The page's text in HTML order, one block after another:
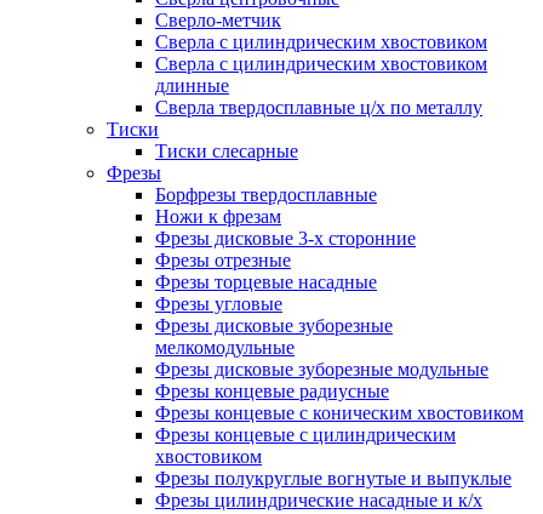
Сверло-метчик
Сверла с цилиндрическим хвостовиком
Сверла с цилиндрическим хвостовиком
длинные
Сверла твердосплавные ц/х по металлу
Тиски
Тиски слесарные
Фрезы
Борфрезы твердосплавные
Ножи к фрезам
Фрезы дисковые 3-х сторонние
Фрезы отрезные
Фрезы торцевые насадные
Фрезы угловые
Фрезы дисковые зуборезные
мелкомодульные
Фрезы дисковые зуборезные модульные
Фрезы концевые радиусные
Фрезы концевые с коническим хвостовиком
Фрезы концевые с цилиндрическим
хвостовиком
Фрезы полукруглые вогнутые и выпуклые
Фрезы цилиндрические насадные и к/х